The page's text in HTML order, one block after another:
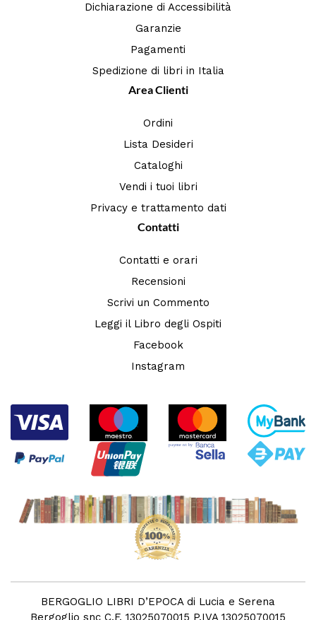
Dichiarazione di Accessibilità
Garanzie
Pagamenti
Spedizione di libri in Italia
Area Clienti
Ordini
Lista Desideri
Cataloghi
Vendi i tuoi libri
Privacy e trattamento dati
Contatti
Contatti e orari
Recensioni
Scrivi un Commento
Leggi il Libro degli Ospiti
Facebook
Instagram
BERGOGLIO LIBRI D’EPOCA di Lucia e Serena